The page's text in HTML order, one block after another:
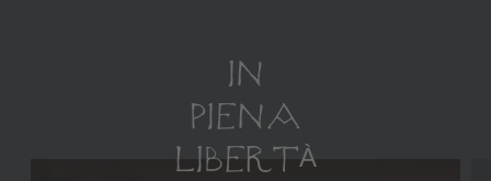
IN
PIENA
LIBERTÀ